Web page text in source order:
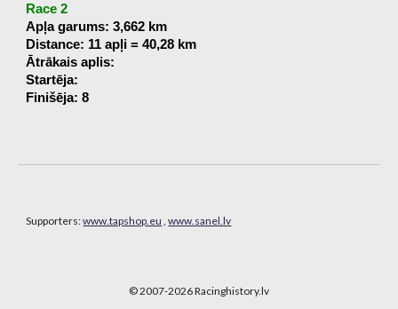
Race 2
Apļa garums: 3,662 km
Distance: 11 apļi = 40,28 km
Ātrākais aplis:
Startēja:
Finišēja: 8
Supporters:www.tapshop.eu ,www.sanel.lv
© 2007-2026Racinghistory.lv